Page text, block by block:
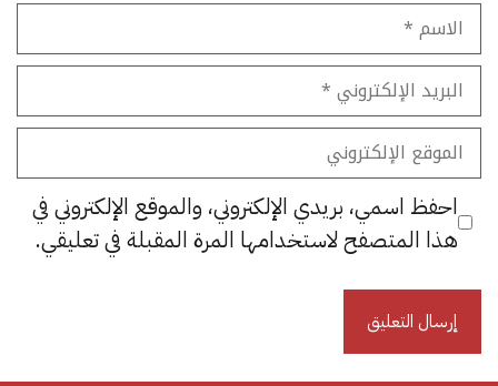
الاسم
البريد
الإلكتروني
الموقع
الإلكتروني
احفظ اسمي، بريدي الإلكتروني، والموقع الإلكتروني في
هذا المتصفح لاستخدامها المرة المقبلة في تعليقي.